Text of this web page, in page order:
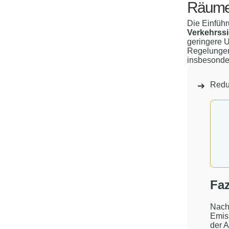
Die
geringere
der